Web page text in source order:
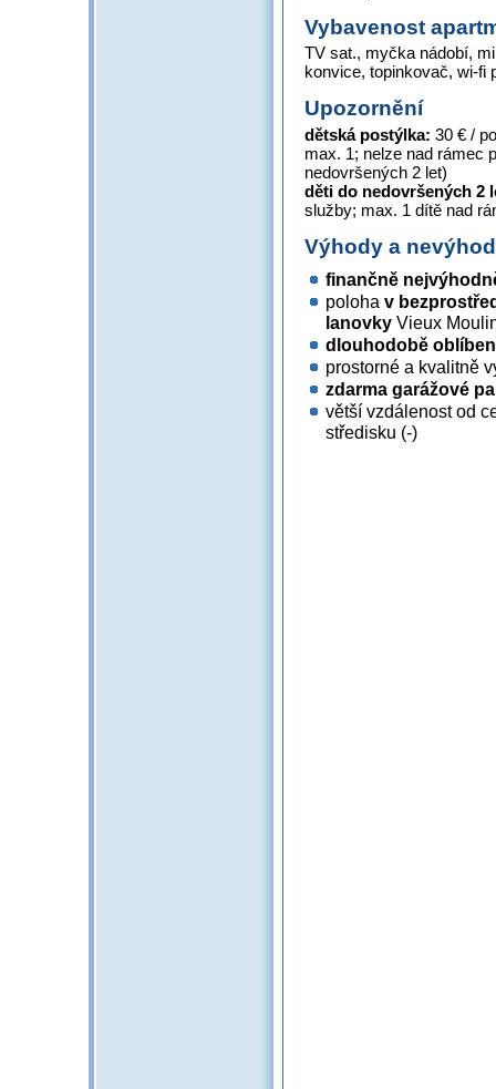
Vybavenost
TV sat., myčka nádobí,
konvice, topinkovač, wi-fi
Upozornění
dětská postýlka: 30 € /
max. 1; nelze nad rámec
nedovršených 2 let)
děti do nedovršených 2
služby; max. 1 dítě nad
Výhody a
finančně
poloha v
lanovky Vieux
dlouhodobě
prostorné a kvalitně
zdarma garážové
větší vzdálenost od
středisku (-)